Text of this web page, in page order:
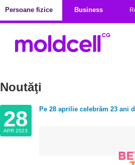
Persoane fizice
Business
Noutăţi
28
APR 2023
Pe 28 aprilie celebrăm 23 ani